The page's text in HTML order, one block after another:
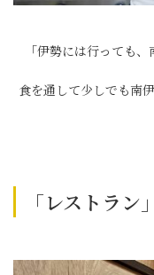
「伊勢には行っても
食を通して少しでも南
「レストラ